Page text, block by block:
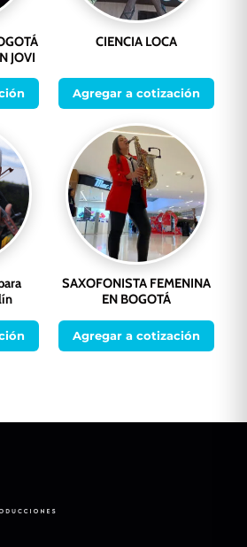
JOVI
CIENCIA LOCA
Agregar a cotización
SAXOFONISTA FEMENINA
EN BOGOTÁ
Agregar a cotización